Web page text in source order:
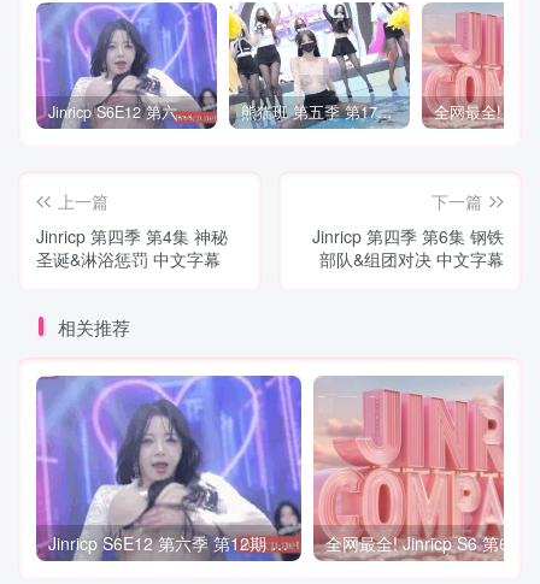
Jinricp S6E12 第六季 第12期 营救俘虏战 中英韩简繁字幕 熊猫班 第五季 第17期 最终职级赛&完结
上一篇
Jinricp 第四季 第4集 神秘
圣诞&淋浴惩罚 中文字幕
下一篇
Jinricp 第四季 第6集 钢铁
部队&组团对决 中文字幕
相关推荐
Jinricp S6E12 第六季 第12期 营救俘虏战 中英韩简繁字幕